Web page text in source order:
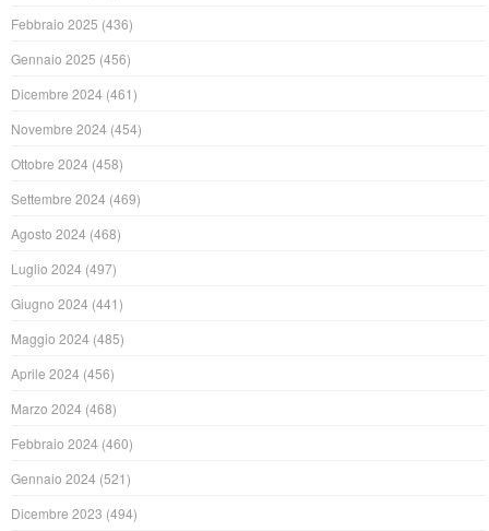
Febbraio 2025 (436)
Gennaio 2025 (456)
Dicembre 2024 (461)
Novembre 2024 (454)
Ottobre 2024 (458)
Settembre 2024 (469)
Agosto 2024 (468)
Luglio 2024 (497)
Giugno 2024 (441)
Maggio 2024 (485)
Aprile 2024 (456)
Marzo 2024 (468)
Febbraio 2024 (460)
Gennaio 2024 (521)
Dicembre 2023 (494)